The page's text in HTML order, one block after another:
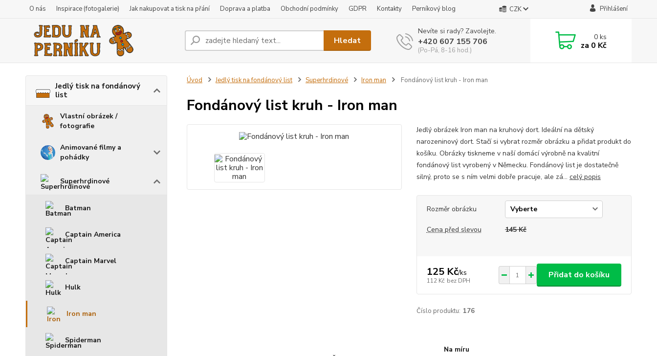
O nás Inspirace (fotogalerie) Jak nakupovat a tisk na přání Doprava a platba Obchodní podmínky GDPR Kontakty Perníkový blog CZK Přihlášení
Hledat
Nevíte si rady? Zavolejte.
+420 607 155 706
(Po-Pá, 8-16 hod.)
0ks
za 0 Kč
Jedlý tisk na fondánový
list
Vlastní obrázek /
fotografie
Animované filmy a
pohádky
Superhrdinové
Batman
Captain America
Captain Marvel
Hulk
Iron man
Spiderman
Úvod Jedlý tisk na fondánový list Superhrdinové Iron man Fondánový list kruh - Iron man
Fondánový list kruh - Iron man
Jedlý obrázek Iron man na kruhový dort. Ideální na dětský
narozeninový dort. Stačí si vybrat rozměr obrázku a přidat produkt do
košíku. Obrázky tiskneme v naší domácí výrobně na kvalitní
fondánový list vyrobený v Německu. Fondánový list je dostatečně
silný, proto se s ním velmi dobře pracuje, ale zá... celý popis
Rozměr obrázku
Cena před slevou 145 Kč
125 Kč/ks
112 Kč bez DPH
Přidat do košíku
Číslo produktu: 176
Na míru